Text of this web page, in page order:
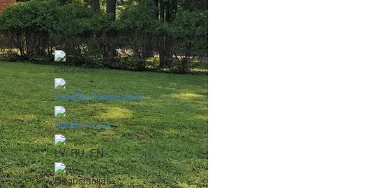
Jelgava, Kārklu iela 67
26222266
info@karklumuiza.lv
Kārklu muiža
LV, RU, EN
Degustācijas